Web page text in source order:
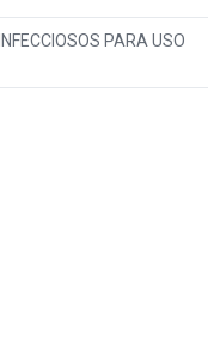
PARA USO